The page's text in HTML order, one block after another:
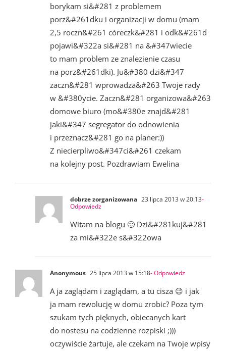
borykam si&#281 z problemem
porz&#261dku i organizacji w domu (mam
2,5 roczn&#261 córeczk&#281 i odk&#261d
pojawi&#322a si&#281 na &#347wiecie
to mam problem ze znalezienie czasu
na porz&#261dki). Ju&#380 dzi&#347
zaczn&#281 wprowadza&#263 Twoje rady
w &#380ycie. Zaczn&#281 organizowa&#263
domowe biuro (mo&#380e znajd&#281
jaki&#347 segregator do odnowienia
i przeznacz&#281 go na planer:))
Z niecierpliwo&#347ci&#261 czekam
na kolejny post. Pozdrawiam Ewelina
dobrze zorganizowana 23 lipca 2013 w 20:13-
Odpowiedz
Witam na blogu 🙂 Dzi&#281kuj&#281
za mi&#322e s&#322owa
Anonymous 25 lipca 2013 w 15:18- Odpowiedz
A ja zaglądam i zaglądam, a tu cisza 😉 i jak
ja mam rewolucję w domu zrobic? Poza tym
szukam tych pięknych, obiecanych kart
do nostesu na codzienne rozpiski ;)))
oczywiście żartuje, ale czekam na Twoje wpisy